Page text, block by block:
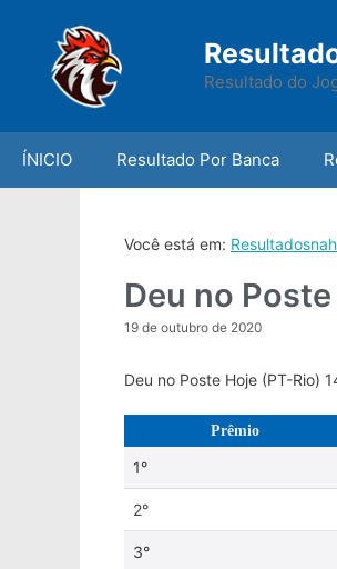
Resultado do
ÍNICIO Resultado Por Banca
Você está em:
Deu no
19 de outubro de 2020
Deu no Poste Hoje (PT-Rio)
Prêmio
1°
2°
3°